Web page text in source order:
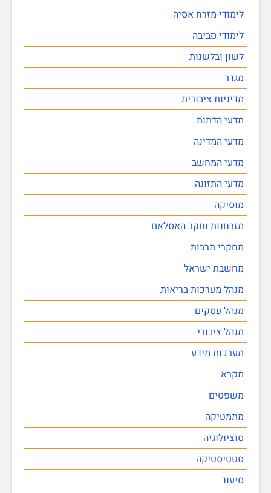
לימודי מזרח אסיה
לימודי סביבה
לשון ובלשנות
מגדר
מדיניות ציבורית
מדעי הדתות
מדעי המדינה
מדעי המחשב
מדעי התזונה
מוסיקה
מזרחנות וחקר האסלאם
מחקרי תרבות
מחשבת ישראל
מנהל מערכות בריאות
מנהל עסקים
מנהל ציבורי
מערכות מידע
מקרא
משפטים
מתמטיקה
סוציולוגיה
סטטיסטיקה
סיעוד